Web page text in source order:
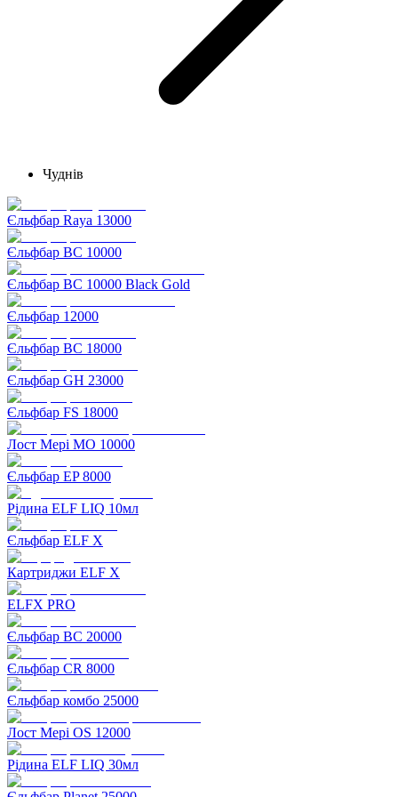
Чуднів
Єльфбар Raya 13000
Єльфбар BC 10000
Єльфбар BC 10000 Black Gold
Єльфбар 12000
Єльфбар BC 18000
Єльфбар GH 23000
Єльфбар FS 18000
Лост Мері MO 10000
Єльфбар EP 8000
Рідина ELF LIQ 10мл
Єльфбар ELF X
Картриджи ELF X
ELFX PRO
Єльфбар BC 20000
Єльфбар CR 8000
Єльфбар комбо 25000
Лост Мері OS 12000
Рідина ELF LIQ 30мл